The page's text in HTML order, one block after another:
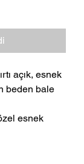
açık, esnek
beden bale
esnek